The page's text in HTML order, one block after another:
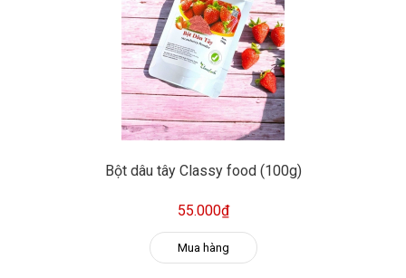
Bột dâu tây Classy food (100g)
55.000₫
Mua hàng